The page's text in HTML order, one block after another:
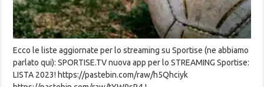
Ecco le liste aggiornate per lo streaming su Sportise (ne abbiamo
parlato qui): SPORTISE.TV nuova app per lo STREAMING Sportise:
LISTA 2023! https://pastebin.com/raw/h5Qhciyk